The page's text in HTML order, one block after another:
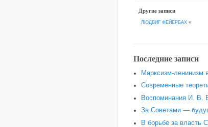
Другие записи
ЛЮДВИГ ФЕЙЕРБАХ «
Последние записи
Марксизм-ленинизм
Современные
Воспоминания И. В.
За Советами —
В борьбе за власть